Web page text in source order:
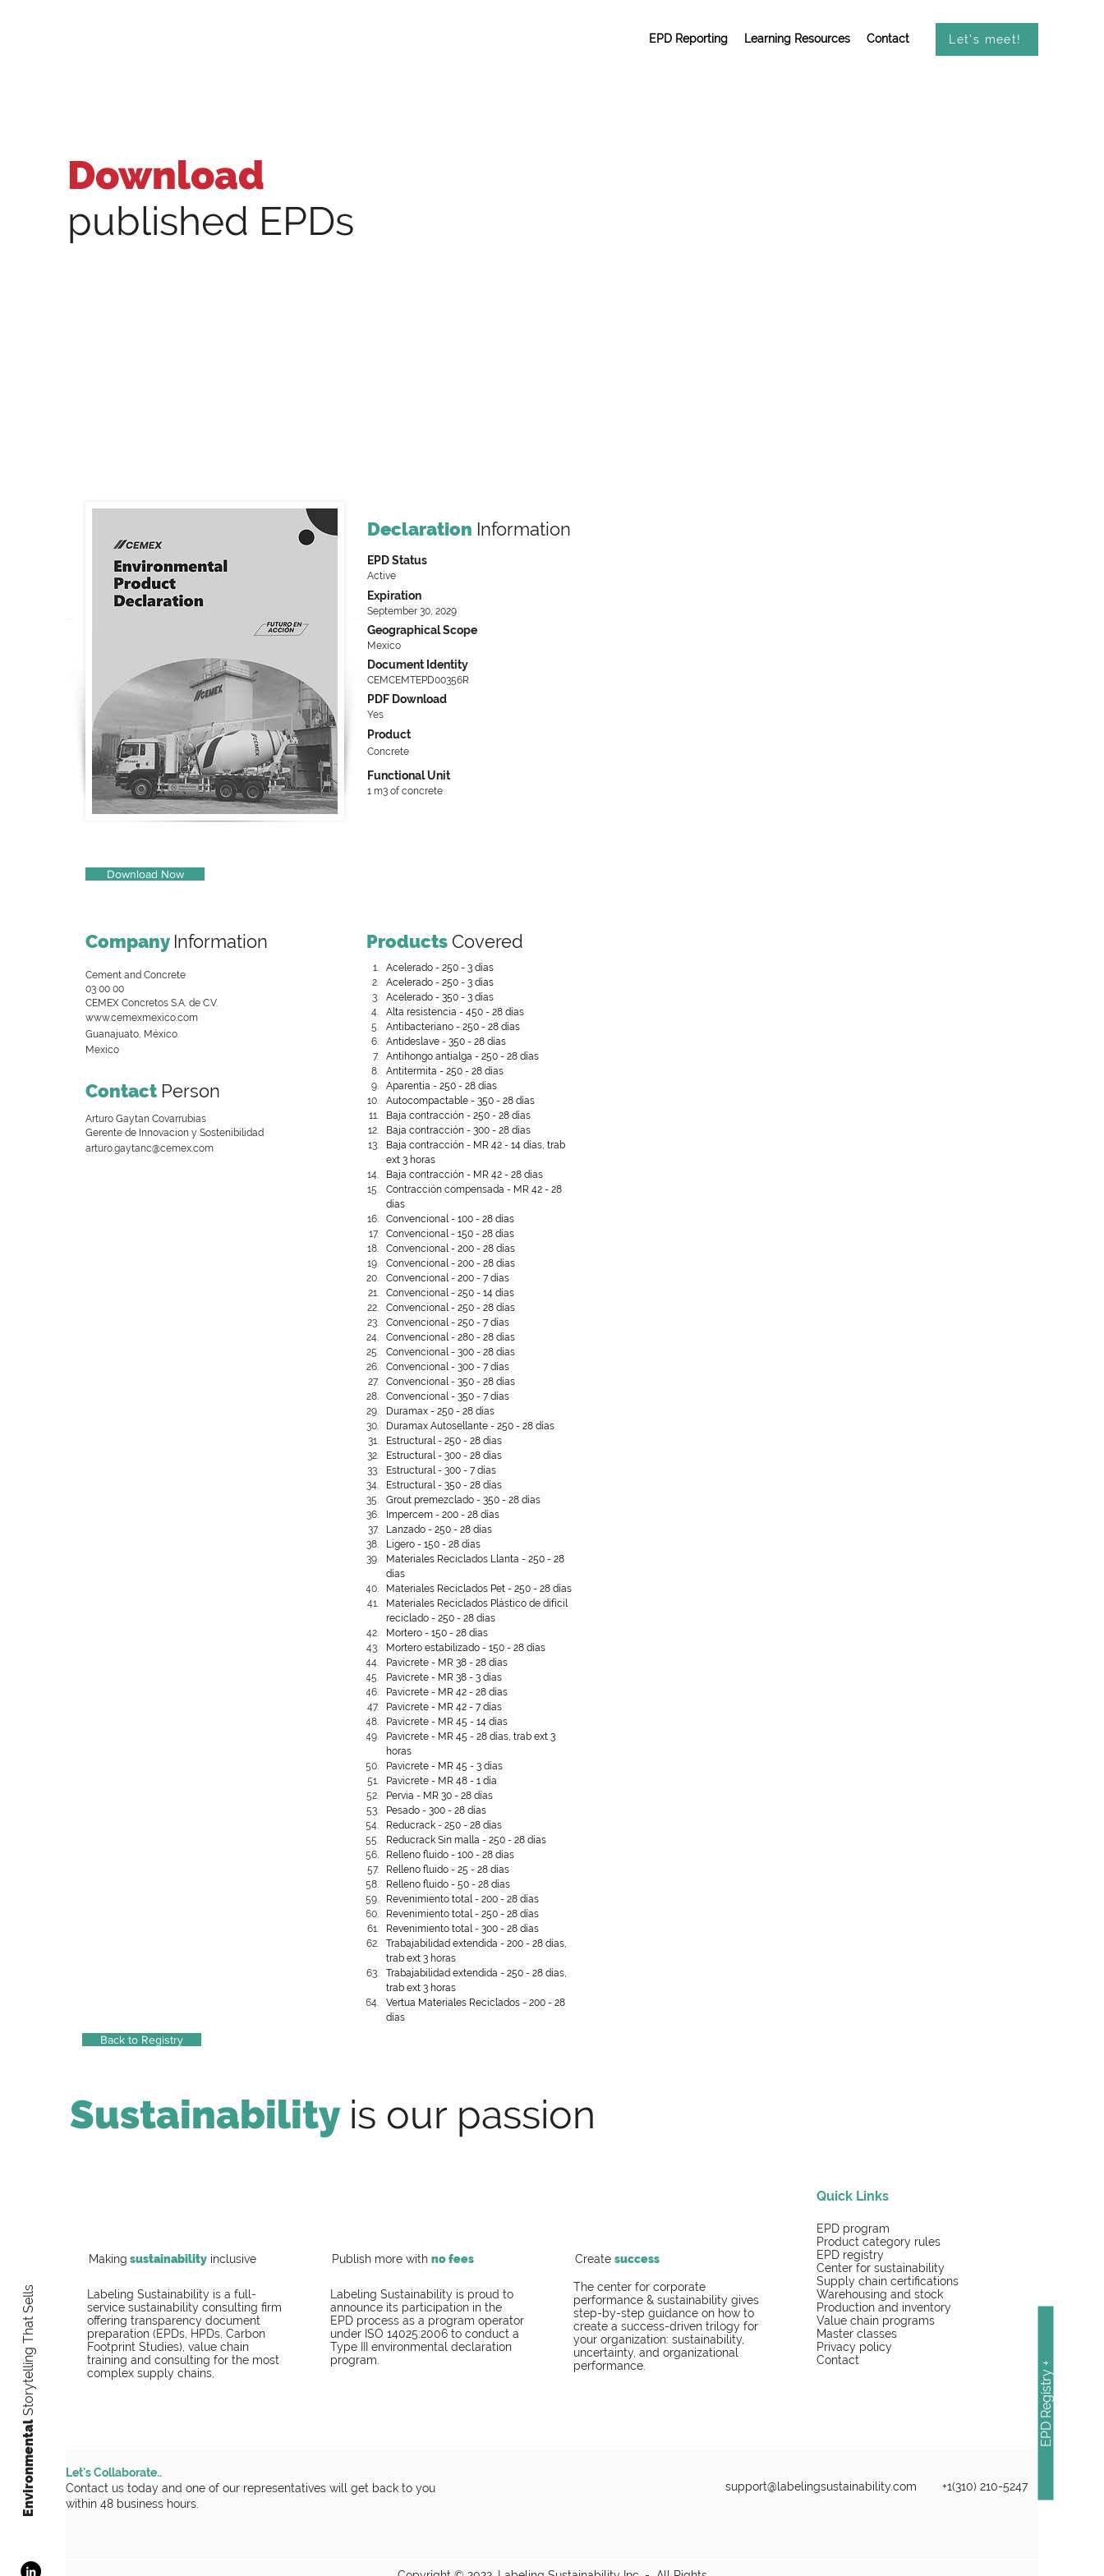
EPD Reporting Learning Resources Contact Let's meet!
Download
published EPDs
Declaration Information
EPD Status
Active
Expiration
September 30, 2029
Geographical Scope
Mexico
Document Identity
CEMCEMTEPD00356R
PDF Download
Yes
Product
Concrete
Functional Unit
1 m3 of concrete
Download Now
Company Information
Cement and Concrete
03 00 00
CEMEX Concretos S.A. de C.V.
www.cemexmexico.com
Guanajuato, México.
Mexico
Contact Person
Arturo Gaytan Covarrubias
Gerente de Innovacion y Sostenibilidad
arturo.gaytanc@cemex.com
Products Covered
Acelerado - 250 - 3 días
Acelerado - 250 - 3 días
Acelerado - 350 - 3 días
Alta resistencia - 450 - 28 días
Antibacteriano - 250 - 28 días
Antideslave - 350 - 28 días
Antihongo antialga - 250 - 28 días
Antitermita - 250 - 28 días
Aparentia - 250 - 28 días
Autocompactable - 350 - 28 días
Baja contracción - 250 - 28 días
Baja contracción - 300 - 28 días
Baja contracción - MR 42 - 14 días, trab
ext 3 horas
Baja contracción - MR 42 - 28 días
Contracción compensada - MR 42 - 28
días
Convencional - 100 - 28 días
Convencional - 150 - 28 días
Convencional - 200 - 28 días
Convencional - 200 - 28 días
Convencional - 200 - 7 días
Convencional - 250 - 14 días
Convencional - 250 - 28 días
Convencional - 250 - 7 días
Convencional - 280 - 28 días
Convencional - 300 - 28 días
Convencional - 300 - 7 días
Convencional - 350 - 28 días
Convencional - 350 - 7 días
Duramax - 250 - 28 días
Duramax Autosellante - 250 - 28 días
Estructural - 250 - 28 días
Estructural - 300 - 28 días
Estructural - 300 - 7 días
Estructural - 350 - 28 días
Grout premezclado - 350 - 28 días
Impercem - 200 - 28 días
Lanzado - 250 - 28 días
Ligero - 150 - 28 días
Materiales Reciclados Llanta - 250 - 28
días
Materiales Reciclados Pet - 250 - 28 días
Materiales Reciclados Plástico de difícil
reciclado - 250 - 28 días
Mortero - 150 - 28 días
Mortero estabilizado - 150 - 28 días
Pavicrete - MR 38 - 28 días
Pavicrete - MR 38 - 3 días
Pavicrete - MR 42 - 28 días
Pavicrete - MR 42 - 7 días
Pavicrete - MR 45 - 14 días
Pavicrete - MR 45 - 28 días, trab ext 3
horas
Pavicrete - MR 45 - 3 días
Pavicrete - MR 48 - 1 día
Pervia - MR 30 - 28 días
Pesado - 300 - 28 días
Reducrack - 250 - 28 días
Reducrack Sin malla - 250 - 28 días
Relleno fluido - 100 - 28 días
Relleno fluido - 25 - 28 días
Relleno fluido - 50 - 28 días
Revenimiento total - 200 - 28 días
Revenimiento total - 250 - 28 días
Revenimiento total - 300 - 28 días
Trabajabilidad extendida - 200 - 28 días,
trab ext 3 horas
Trabajabilidad extendida - 250 - 28 días,
trab ext 3 horas
Vertua Materiales Reciclados - 200 - 28
días
Back to Registry
​Environmental
Storytelling That Sells EPD Registry +
Sustainability is our passion
Making sustainabilityinclusive
Labeling Sustainability is a full-
service sustainability consulting firm
offering transparency document
preparation (EPDs, HPDs, Carbon
Footprint Studies), value chain
training and consulting for the most
complex supply chains,
Publish more with no fees
Labeling Sustainability is proud to
announce its participation in the
EPD process as a program operator
under ISO 14025:2006 to conduct a
Type III environmental declaration
program.
Create success
The center for corporate
performance & sustainability gives
step-by-step guidance on how to
create a success-driven trilogy for
your organization: sustainability,
uncertainty, and organizational
performance.
Quick Links
EPD program
Product category rules
EPD registry
Center for sustainability
Supply chain certifications
Warehousing and stock
Production and inventory
Value chain programs
Master classes
Privacy policy
Contact
Let's Collaborate..
Contact us today and one of our representatives will get back to you
within 48 business hours.
support@labelingsustainability.com +1(310) 210-5247